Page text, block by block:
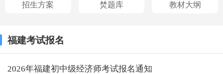
招生方案 焚题库 教材大纲
福建考试报名
2026年福建初中级经济师考试报名通知